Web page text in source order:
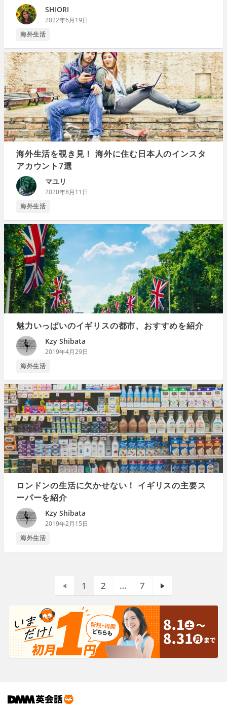
SHIORI
2022年6月19日
海外生活
海外生活を覗き見！ 海外に住む日本人のインスタ
アカウント7選
マユリ
2020年8月11日
海外生活
魅力いっぱいのイギリスの都市、おすすめを紹介
Kzy Shibata
2019年4月29日
海外生活
ロンドンの生活に欠かせない！ イギリスの主要ス
ーパーを紹介
Kzy Shibata
2019年2月15日
海外生活
1 2 … 7